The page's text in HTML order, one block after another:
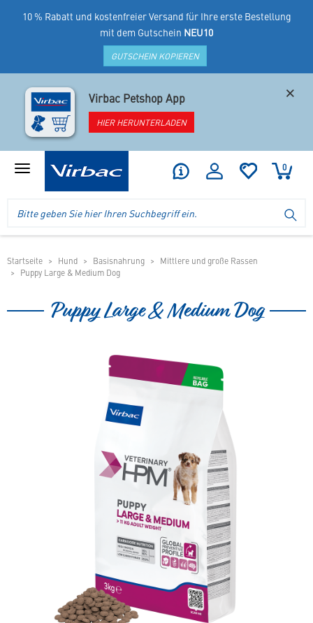
10 % Rabatt und kostenfreier Versand für Ihre erste Bestellung
mit dem Gutschein NEU10
GUTSCHEIN KOPIEREN
Virbac Petshop App
HIER HERUNTERLADEN
×
Produktmenü
Virbac
Ihr
Shop
Tierfutter
0
Header
mobilen
Shop
Startseite Hund Basisnahrung
Mittlere und große Rassen
Puppy Large & Medium Dog
Puppy Large & Medium Dog